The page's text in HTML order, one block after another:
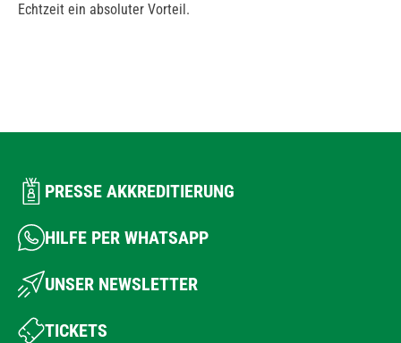
Echtzeit ein absoluter Vorteil.
PRESSE AKKREDITIERUNG
HILFE PER WHATSAPP
UNSER NEWSLETTER
TICKETS